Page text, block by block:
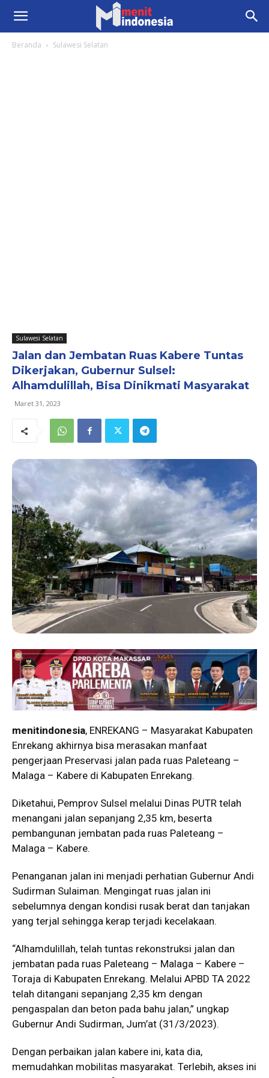
Beranda Sulawesi Selatan
Sulawesi Selatan
Jalan dan Jembatan Ruas Kabere Tuntas
Dikerjakan, Gubernur Sulsel:
Alhamdulillah, Bisa Dinikmati Masyarakat
Maret 31, 2023
menitindonesia, ENREKANG – Masyarakat Kabupaten
Enrekang akhirnya bisa merasakan manfaat
pengerjaan Preservasi jalan pada ruas Paleteang –
Malaga – Kabere di Kabupaten Enrekang.
Diketahui, Pemprov Sulsel melalui Dinas PUTR telah
menangani jalan sepanjang 2,35 km, beserta
pembangunan jembatan pada ruas Paleteang –
Malaga – Kabere.
Penanganan jalan ini menjadi perhatian Gubernur Andi
Sudirman Sulaiman. Mengingat ruas jalan ini
sebelumnya dengan kondisi rusak berat dan tanjakan
yang terjal sehingga kerap terjadi kecelakaan.
“Alhamdulillah, telah tuntas rekonstruksi jalan dan
jembatan pada ruas Paleteang – Malaga – Kabere –
Toraja di Kabupaten Enrekang. Melalui APBD TA 2022
telah ditangani sepanjang 2,35 km dengan
pengaspalan dan beton pada bahu jalan,” ungkap
Gubernur Andi Sudirman, Jum’at (31/3/2023).
Dengan perbaikan jalan kabere ini, kata dia,
memudahkan mobilitas masyarakat. Terlebih, akses ini